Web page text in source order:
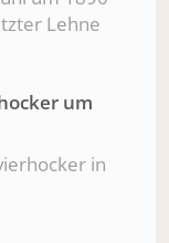
Lehne
um
in